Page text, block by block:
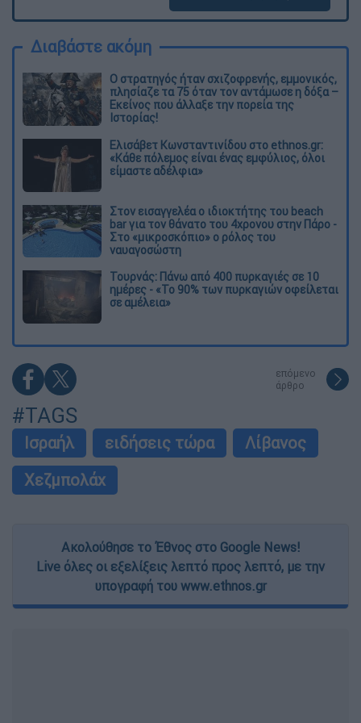
Διαβάστε ακόμη
O στρατηγός ήταν σχιζοφρενής, εμμονικός,
πλησίαζε τα 75 όταν τον αντάμωσε η δόξα –
Εκείνος που άλλαξε την πορεία της
Ιστορίας!
Ελισάβετ Κωνσταντινίδου στο ethnos.gr:
«Κάθε πόλεμος είναι ένας εμφύλιος, όλοι
είμαστε αδέλφια»
Στον εισαγγελέα ο ιδιοκτήτης του beach
bar για τον θάνατο του 4χρονου στην Πάρο -
Στο «μικροσκόπιο» ο ρόλος του
ναυαγοσώστη
Τουρνάς: Πάνω από 400 πυρκαγιές σε 10
ημέρες - «Το 90% των πυρκαγιών οφείλεται
σε αμέλεια»
επόμενο
άρθρο
#TAGS
Ισραήλ ειδήσεις τώρα
Λίβανος
Χεζμπολάχ
Ακολούθησε το Έθνος στο Google News!
Live όλες οι εξελίξεις λεπτό προς λεπτό, με την
υπογραφή του www.ethnos.gr